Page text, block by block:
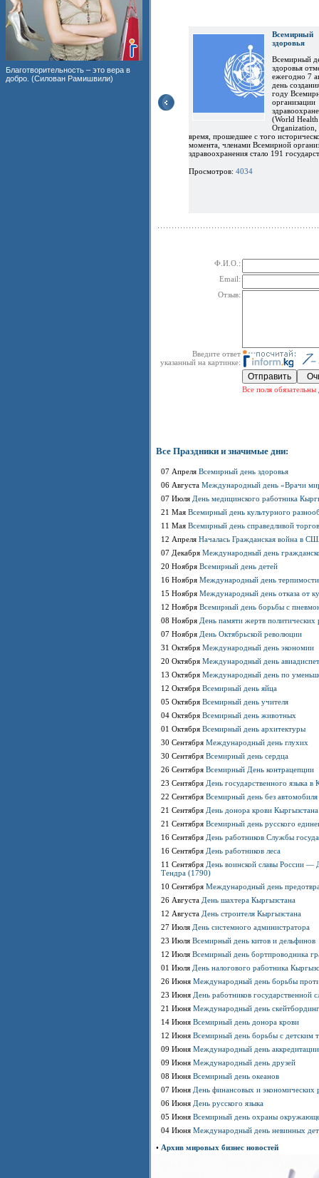
Благотворительность – это вера в
добро. (Силован Рамишвили)
здоровья
Всемирный
здоровья
ежегодно 7
день
году
организации
(World Health
Organization,
время, прошедшее с того
момента, членами Всемирной
здравоохранения стало 191
Просмотров: 4034
Ф.И.О.:
Email:
Отзыв:
Введите ответ
указанный на картинке:
Все поля обязательны
Все Праздники и значимые дни:
07 Апреля Всемирный день здоровья
06 Августа Международный день «Врачи
07 Июля День медицинского работника
21 Мая Всемирный день культурного
11 Мая Всемирный день справедливой
12 Апреля Началась Гражданская война в
07 Декабря Международный день
20 Ноября Всемирный день детей
16 Ноября Международный день терпимости
15 Ноября Международный день отказа от
12 Ноября Всемирный день борьбы с
08 Ноября День памяти жертв политических
07 Ноября День Октябрьской революции
31 Октября Международный день экономии
20 Октября Международный день
13 Октября Международный день по
12 Октября Всемирный день яйца
05 Октября Всемирный день учителя
04 Октября Всемирный день животных
01 Октября Всемирный день архитектуры
30 Сентября Международный день глухих
30 Сентября Всемирный день сердца
26 Сентября Всемирный День контрацепции
23 Сентября День государственного языка в
22 Сентября Всемирный день без автомобиля
21 Сентября День донора крови Кыргызстана
21 Сентября Всемирный день русского
16 Сентября День работников Службы
16 Сентября День работников леса
11 Сентября День воинской славы России —
Тендра (1790)
10 Сентября Международный день
26 Августа День шахтера Кыргызстана
12 Августа День строителя Кыргызстана
27 Июля День системного администратора
23 Июля Всемирный день китов и дельфинов
12 Июля Всемирный день бортпроводника
01 Июля День налогового работника
26 Июня Международный день борьбы
23 Июня День работников государственной
21 Июня Международный день
14 Июня Всемирный день донора крови
12 Июня Всемирный день борьбы с детским
09 Июня Международный день аккредитации
09 Июня Международный день друзей
08 Июня Всемирный день океанов
07 Июня День финансовых и экономических
06 Июня День русского языка
05 Июня Всемирный день охраны
04 Июня Международный день невинных
• Архив мировых бизнес новостей